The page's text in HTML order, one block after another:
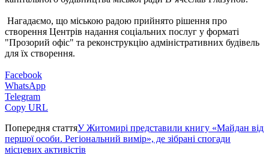
Нагадаємо, що міською радою прийнято рішення про
створення Центрів надання соціальних послуг у форматі
"Прозорий офіс" та реконструкцію адміністративних будівель
для їх створення.
Facebook
WhatsApp
Telegram
Copy URL
Попередня статтяУ Житомирі представили книгу «Майдан від
першої особи. Регіональний вимір», де зібрані спогади
місцевих активістів